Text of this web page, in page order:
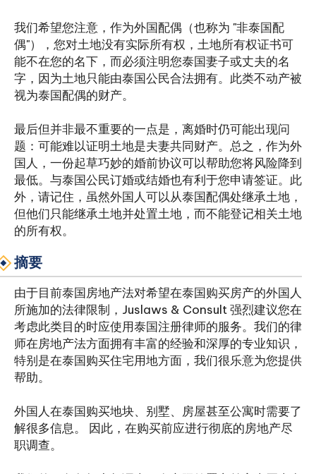
我们希望您注意，作为外国配偶（也称为 "非泰国配
偶"），您对土地没有实际所有权，土地所有权证书可
能不在您的名下，而必须注明您泰国妻子或丈夫的名
字，因为土地只能由泰国公民合法拥有。此类不动产被
视为泰国配偶的财产。
最后但并非最不重要的一点是，离婚时仍可能出现问
题：可能难以证明土地是夫妻共同财产。总之，作为外
国人，一份起草巧妙的婚前协议可以帮助您将风险降到
最低。与泰国公民订婚或结婚也有利于您申请签证。此
外，请记住，虽然外国人可以从泰国配偶处继承土地，
但他们只能继承土地并处置土地，而不能登记相关土地
的所有权。
摘要
由于目前泰国房地产法对希望在泰国购买房产的外国人
所施加的法律限制，Juslaws & Consult 强烈建议您在
考虑此类目的时应使用泰国注册律师的服务。我们的律
师在房地产法方面拥有丰富的经验和深厚的专业知识，
特别是在泰国购买住宅用地方面，我们很乐意为您提供
帮助。
外国人在泰国购买地块、别墅、房屋甚至公寓时需要了
解很多信息。 因此，在购买前应进行彻底的房地产尽
职调查。